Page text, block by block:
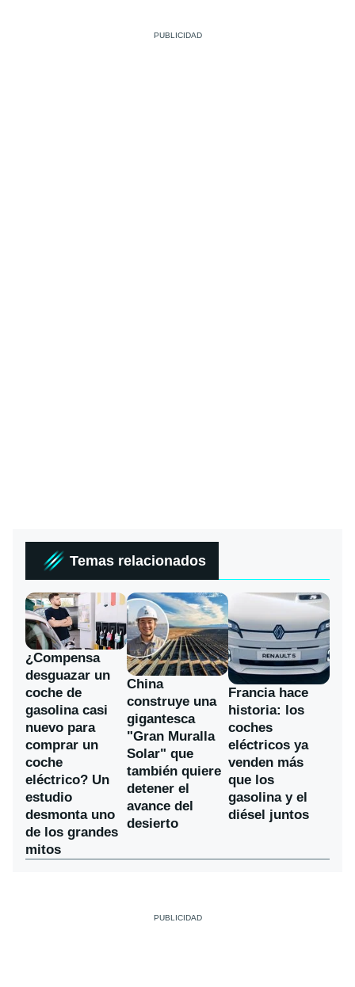
Temas relacionados
¿Compensa
desguazar un
coche de
gasolina casi
nuevo para
comprar un
coche
eléctrico? Un
estudio
desmonta uno
de los grandes
mitos
China
construye una
gigantesca
"Gran Muralla
Solar" que
también quiere
detener el
avance del
desierto
Francia hace
historia: los
coches
eléctricos ya
venden más
que los
gasolina y el
diésel juntos